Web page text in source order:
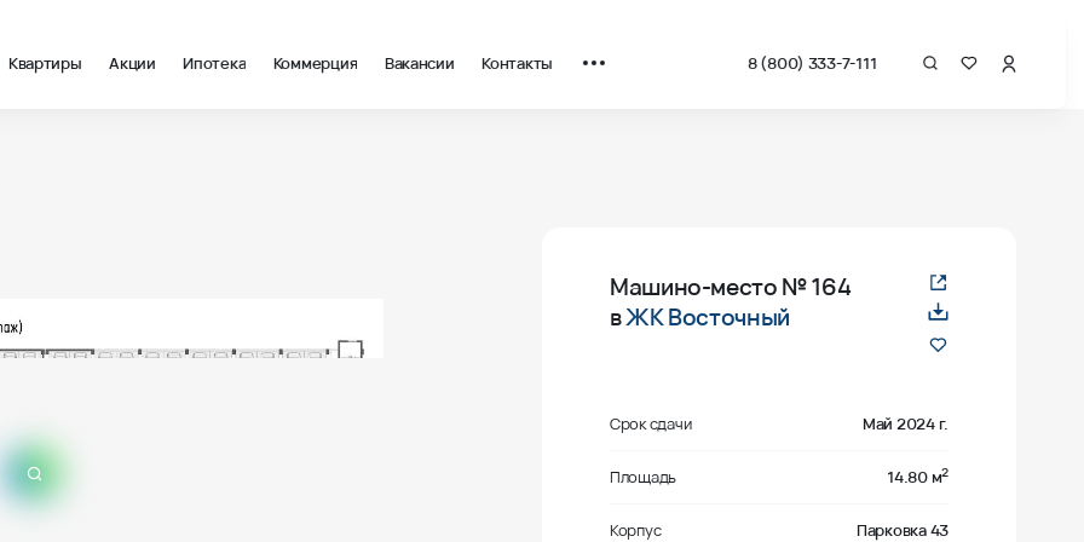
Квартиры Акции Ипотека Коммерция Вакансии Контакты 8 (800) 333-7-111
Машино-место№ 164
вЖК Восточный
Срок сдачи Май 2024 г.
Площадь 14.80 м2
Корпус Парковка 43